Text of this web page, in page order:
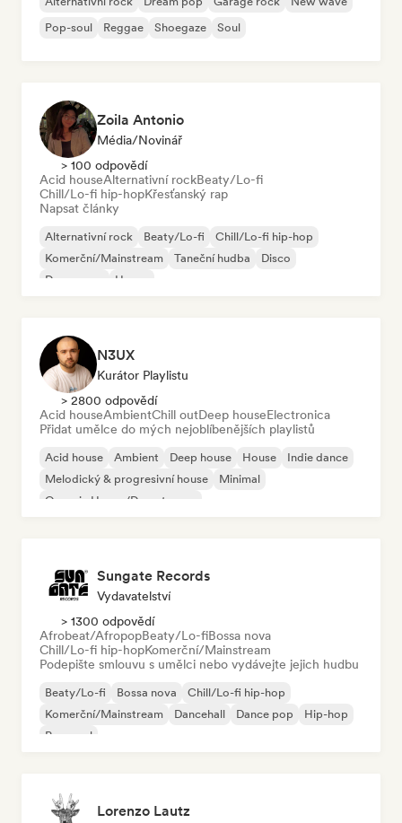
Pop-soul
Reggae Shoegaze Soul
Zoila Antonio
Média/novinář
> 100 odpovědí
Acid houseAlternativní rockBeaty/Lo-fi
Chill/Lo-fi hip-hopKřesťanský rap
Napsat články
Alternativní rock Beaty/Lo-fi
Chill/Lo-fi hip-hop
Komerční/Mainstream
Taneční hudba
Disco
Dream pop
House
N3UX
Kurátor Playlistu
> 2800 odpovědí
Acid houseAmbientChill outDeep houseElectronica
Přidat umělce do mých nejoblíbenějších playlistů
Acid house Ambient Deep house House
Indie dance
Melodický & progresivní house
Minimal
Organic House/Downtempo
Sungate Records
Vydavatelství
> 1300 odpovědí
Afrobeat/AfropopBeaty/Lo-fiBossa nova
Chill/Lo-fi hip-hopKomerční/Mainstream
Podepište smlouvu s umělci nebo vydávejte jejich hudbu
Beaty/Lo-fi Bossa nova
Chill/Lo-fi hip-hop
Komerční/Mainstream
Dancehall Dance pop
Hip-hop
Pop-soul
Lorenzo Lautz